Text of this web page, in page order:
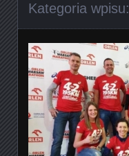
Kategoria wpisu: